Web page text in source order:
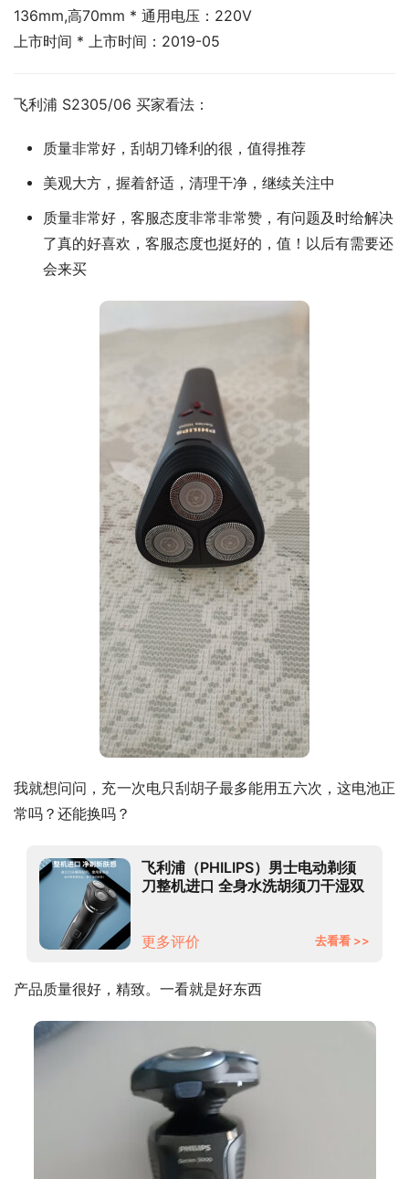
136mm,高70mm * 通用电压：220V
上市时间 * 上市时间：2019-05
飞利浦 S2305/06 买家看法：
质量非常好，刮胡刀锋利的很，值得推荐
美观大方，握着舒适，清理干净，继续关注中
质量非常好，客服态度非常非常赞，有问题及时给解决
了真的好喜欢，客服态度也挺好的，值！以后有需要还
会来买
我就想问问，充一次电只刮胡子最多能用五六次，这电池正
常吗？还能换吗？
飞利浦（PHILIPS）男士电动剃须
刀整机进口 全身水洗胡须刀干湿双
更多评价
去看看 >>
产品质量很好，精致。一看就是好东西